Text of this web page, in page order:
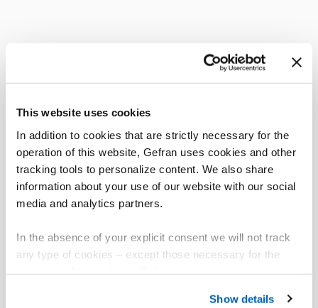
This website uses cookies
In addition to cookies that are strictly necessary for the
operation of this website, Gefran uses cookies and other
tracking tools to personalize content. We also share
information about your use of our website with our social
media and analytics partners.
In the absence of your explicit consent we will not track
any type of cookies – except those necessary for the
Gefran - Cookie
Show details